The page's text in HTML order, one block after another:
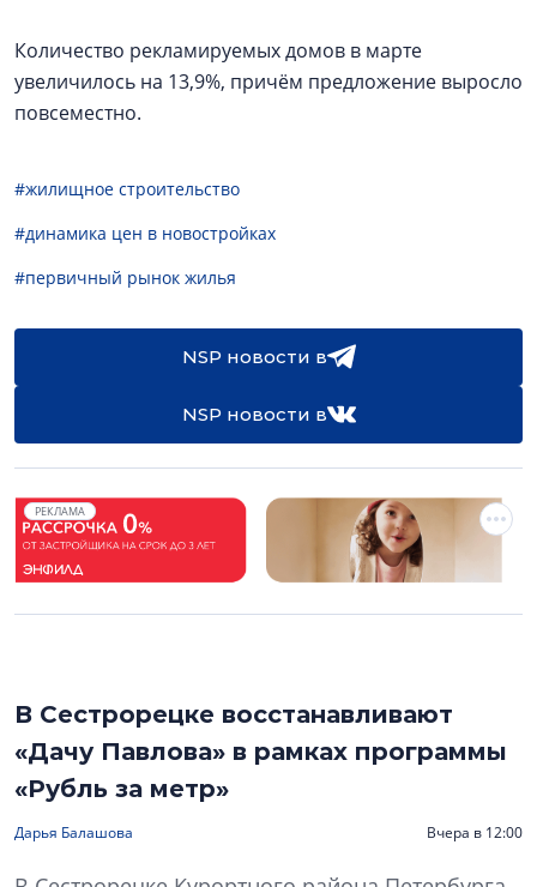
Количество рекламируемых домов в марте
увеличилось на 13,9%, причём предложение выросло
повсеместно.
#жилищное строительство
#динамика цен в новостройках
#первичный рынок жилья
NSP новости в
NSP новости в
РЕКЛАМА
В Сестрорецке восстанавливают
«Дачу Павлова» в рамках программы
«Рубль за метр»
Дарья Балашова Вчера в 12:00